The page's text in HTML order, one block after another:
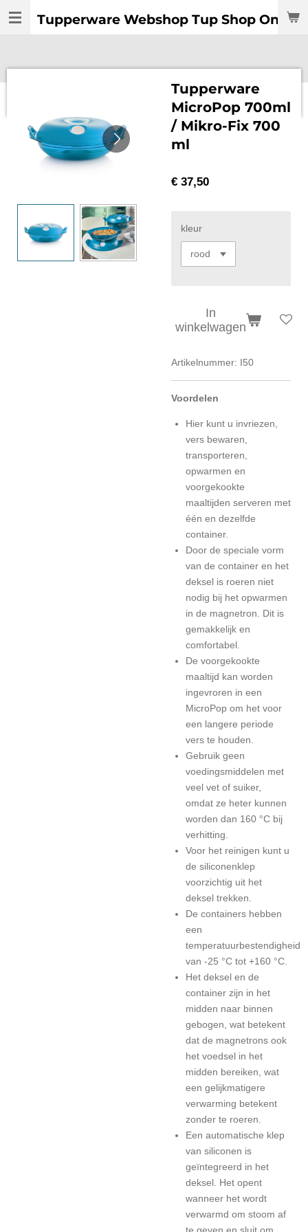
Ga
Tupperware Webshop Tup Shop
Tupperware
MicroPop 700ml
/ Mikro-Fix 700
ml
€ 37,50
kleur
In
winkelwagen
Artikelnummer: I50
Voordelen
Hier kunt u invriezen,
vers bewaren,
transporteren,
opwarmen en
voorgekookte
maaltijden serveren met
één en dezelfde
container.
Door de speciale vorm
van de container en het
deksel is roeren niet
nodig bij het opwarmen
in de magnetron. Dit is
gemakkelijk en
comfortabel.
De voorgekookte
maaltijd kan worden
ingevroren in een
MicroPop om het voor
een langere periode
vers te houden.
Gebruik geen
voedingsmiddelen met
veel vet of suiker,
omdat ze heter kunnen
worden dan 160 °C bij
verhitting.
Voor het reinigen kunt u
de siliconenklep
voorzichtig uit het
deksel trekken.
De containers hebben
een
temperatuurbestendigheid
van -25 °C tot +160 °C.
Het deksel en de
container zijn in het
midden naar binnen
gebogen, wat betekent
dat de magnetrons ook
het voedsel in het
midden bereiken, wat
een gelijkmatigere
verwarming betekent
zonder te roeren.
Een automatische klep
van siliconen is
geïntegreerd in het
deksel. Het opent
wanneer het wordt
verwarmd om stoom af
te geven en sluit om